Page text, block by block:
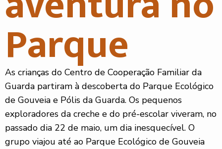
Parque
As crianças do Centro de Cooperação Familiar da
Guarda partiram à descoberta do Parque Ecológico
de Gouveia e Pólis da Guarda. Os pequenos
exploradores da creche e do pré-escolar viveram, no
passado dia 22 de maio, um dia inesquecível. O
grupo viajou até ao Parque Ecológico de Gouveia